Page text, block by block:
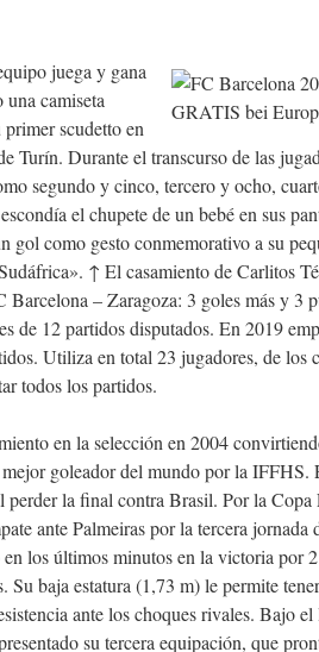
juega y gana
camiseta
scudetto en
Turín. Durante el transcurso de las
segundo y cinco, tercero y ocho,
el chupete de un bebé en sus
gol como gesto conmemorativo a su
↑ El casamiento de Carlitos
– Zaragoza: 3 goles más y 3
de 12 partidos disputados. En 2019
Utiliza en total 23 jugadores, de los
todos los partidos.
en la selección en 2004
goleador del mundo por la IFFHS.
perder la final contra Brasil. Por la
ante Palmeiras por la tercera jornada
los últimos minutos en la victoria por
Su baja estatura (1,73 m) le permite
ante los choques rivales. Bajo el
su tercera equipación, que